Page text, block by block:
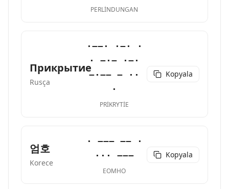
PERLINDUNGAN
Прикрытие
Rusça
·−−· ·−· ·
· −·− ·−·
−·−− − ··
·
PRIKRYTIE
Kopyala
엄호
Korece
· −−− −− ·
··· −−−
EOMHO
Kopyala